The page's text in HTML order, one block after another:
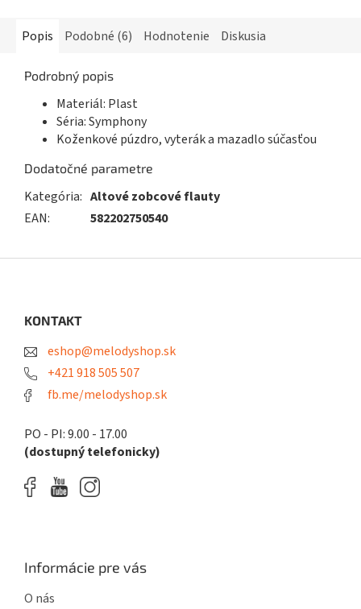
Popis Podobné (6) Hodnotenie Diskusia
Podrobný popis
Materiál: Plast
Séria: Symphony
Koženkové púzdro, vyterák a mazadlo súčasťou
Dodatočné parametre
Kategória: Altové zobcové flauty
EAN: 582202750540
KONTAKT
eshop@melodyshop.sk
+421 918 505 507
fb.me/melodyshop.sk
PO - PI: 9.00 - 17.00
(dostupný telefonicky)
Informácie pre vás
O nás